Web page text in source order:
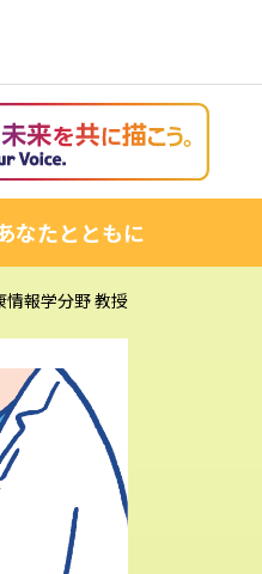
なたとともに
報学分野 教授